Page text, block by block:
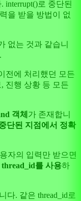
로 중단된
을 받을 방법이 없
없는 것과 같습니
전에 처리했던 모든
진행 상황 등 모든
객체 가 존재합니
단된 지점에서 정확
자의 입력만 받으면
thread_id를 사용하
다. 같은 thread_id로